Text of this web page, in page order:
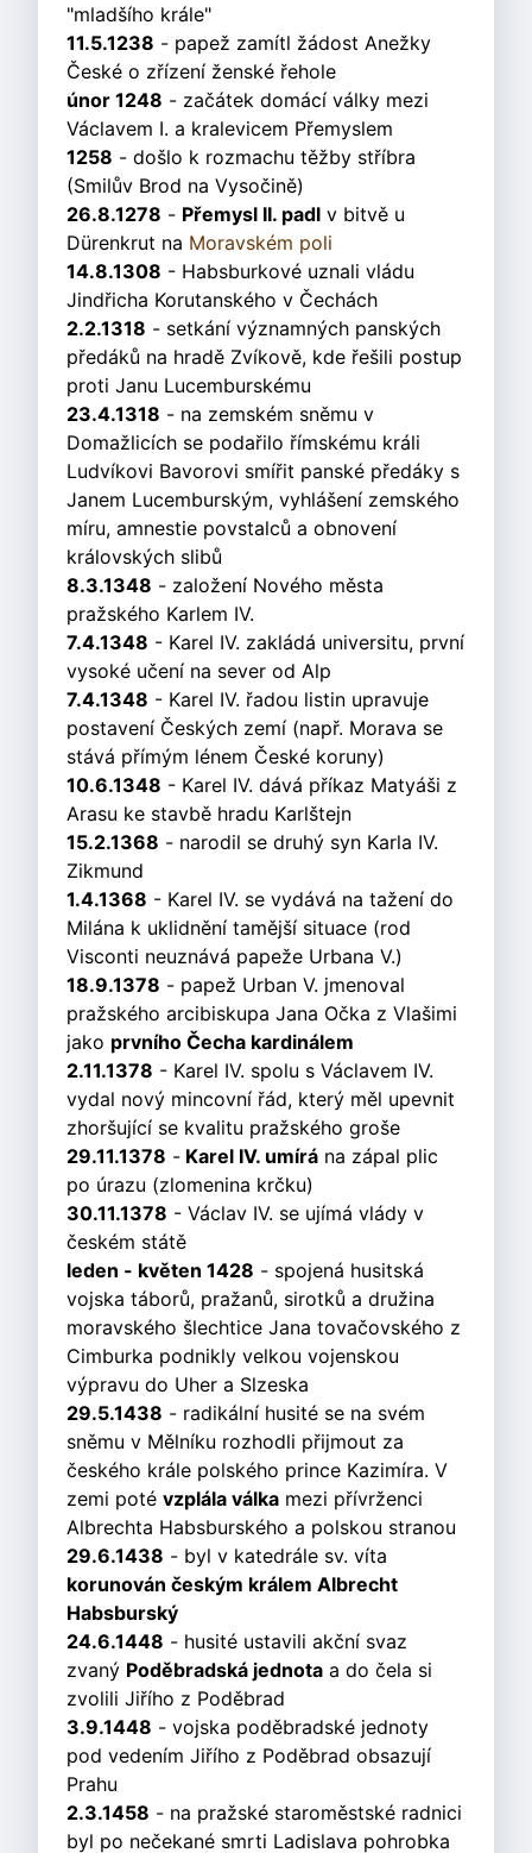
"mladšího krále"
11.5.1238 - papež zamítl žádost Anežky
České o zřízení ženské řehole
únor 1248 - začátek domácí války mezi
Václavem I. a kralevicem Přemyslem
1258 - došlo k rozmachu těžby stříbra
(Smilův Brod na Vysočině)
26.8.1278 - Přemysl II. padl v bitvě u
Dürenkrut na Moravském poli
14.8.1308 - Habsburkové uznali vládu
Jindřicha Korutanského v Čechách
2.2.1318 - setkání významných panských
předáků na hradě Zvíkově, kde řešili postup
proti Janu Lucemburskému
23.4.1318 - na zemském sněmu v
Domažlicích se podařilo římskému králi
Ludvíkovi Bavorovi smířit panské předáky s
Janem Lucemburským, vyhlášení zemského
míru, amnestie povstalců a obnovení
královských slibů
8.3.1348 - založení Nového města
pražského Karlem IV.
7.4.1348 - Karel IV. zakládá universitu, první
vysoké učení na sever od Alp
7.4.1348 - Karel IV. řadou listin upravuje
postavení Českých zemí (např. Morava se
stává přímým lénem České koruny)
10.6.1348 - Karel IV. dává příkaz Matyáši z
Arasu ke stavbě hradu Karlštejn
15.2.1368 - narodil se druhý syn Karla IV.
Zikmund
1.4.1368 - Karel IV. se vydává na tažení do
Milána k uklidnění tamější situace (rod
Visconti neuznává papeže Urbana V.)
18.9.1378 - papež Urban V. jmenoval
pražského arcibiskupa Jana Očka z Vlašimi
jako prvního Čecha kardinálem
2.11.1378 - Karel IV. spolu s Václavem IV.
vydal nový mincovní řád, který měl upevnit
zhoršující se kvalitu pražského groše
29.11.1378 - Karel IV. umírá na zápal plic
po úrazu (zlomenina krčku)
30.11.1378 - Václav IV. se ujímá vlády v
českém státě
leden - květen 1428 - spojená husitská
vojska táborů, pražanů, sirotků a družina
moravského šlechtice Jana tovačovského z
Cimburka podnikly velkou vojenskou
výpravu do Uher a Slzeska
29.5.1438 - radikální husité se na svém
sněmu v Mělníku rozhodli přijmout za
českého krále polského prince Kazimíra. V
zemi poté vzplála válka mezi přívrženci
Albrechta Habsburského a polskou stranou
29.6.1438 - byl v katedrále sv. víta
korunován českým králem Albrecht
Habsburský
24.6.1448 - husité ustavili akční svaz
zvaný Poděbradská jednota a do čela si
zvolili Jiřího z Poděbrad
3.9.1448 - vojska poděbradské jednoty
pod vedením Jiřího z Poděbrad obsazují
Prahu
2.3.1458 - na pražské staroměstské radnici
byl po nečekané smrti Ladislava pohrobka